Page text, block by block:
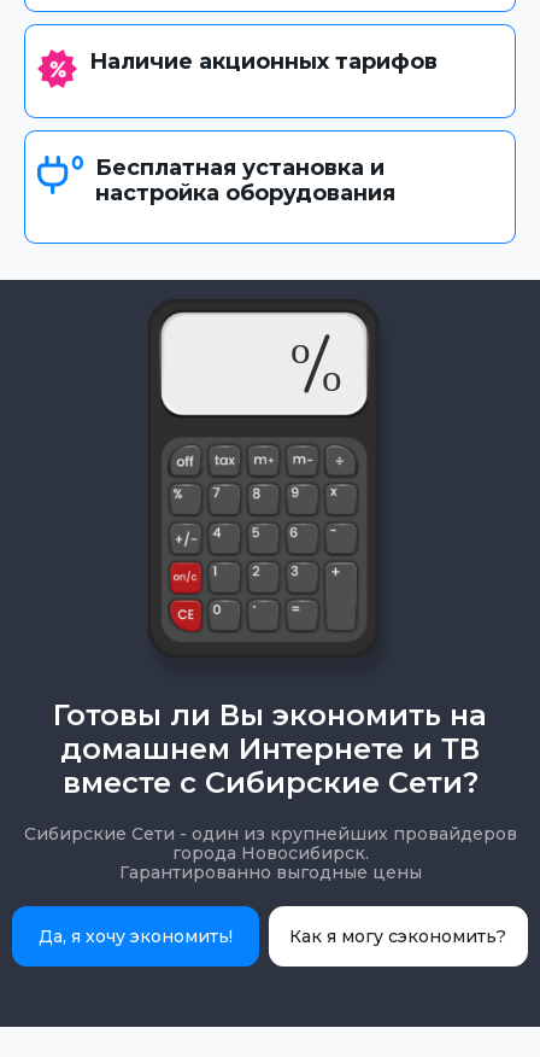
Наличие акционных тарифов
Бесплатная установка и
настройка оборудования
Готовы ли Вы экономить на
домашнем Интернете и ТВ
вместе с Сибирские Сети?
Сибирские Сети - один из крупнейших провайдеров
города Новосибирск.
Гарантированно выгодные цены
Да, я хочу экономить! Как я могу сэкономить?